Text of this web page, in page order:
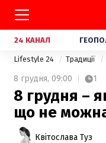
24 КАНАЛ
Lifestyle 24 Традиції
8 грудня, 09:00 1
8 грудня –
що не
Квітослава Туз